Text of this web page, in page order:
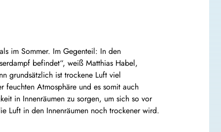
im Sommer. Im Gegenteil: In den
befindet“, weiß Matthias Habel,
grundsätzlich ist trockene Luft viel
Atmosphäre und es somit auch
in Innenräumen zu sorgen, um sich so vor
Luft in den Innenräumen noch trockener wird.